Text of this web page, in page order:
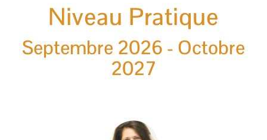
Niveau Pratique
Septembre 2026 - Octobre
2027